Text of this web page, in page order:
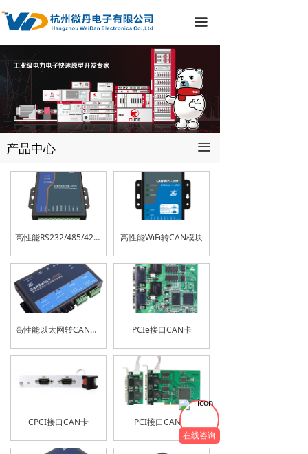
끀
产品中心
끀
高性能RS232/485/422转CAN设备 高性能WiFi转CAN模块
高性能以太网转CAN模块 PCIe接口CAN卡
CPCI接口CAN卡 PCI接口CAN卡
在线咨询